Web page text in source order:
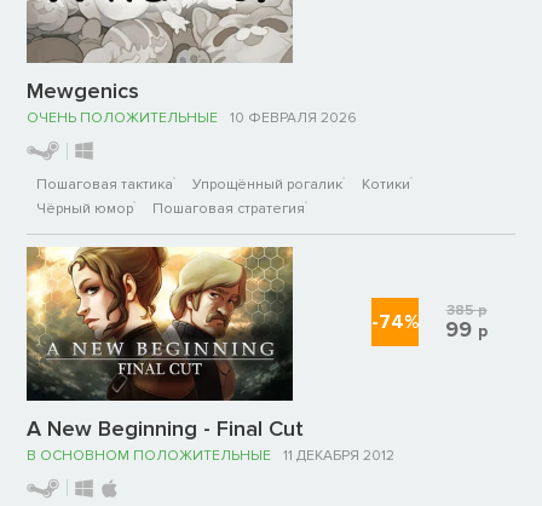
Mewgenics
ОЧЕНЬ ПОЛОЖИТЕЛЬНЫЕ 10 ФЕВРАЛЯ 2026
Пошаговая тактика Упрощённый рогалик
Котики
Чёрный юмор
Пошаговая стратегия
A New Beginning - Final Cut
В ОСНОВНОМ ПОЛОЖИТЕЛЬНЫЕ 11 ДЕКАБРЯ 2012
-74% 385р
99 р